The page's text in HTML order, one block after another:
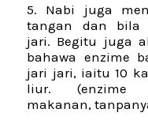
5. Nabi juga
tangan dan bila
jari. Begitu juga
bahawa enzime
jari jari, iaitu 10
liur. (enzime
makanan,